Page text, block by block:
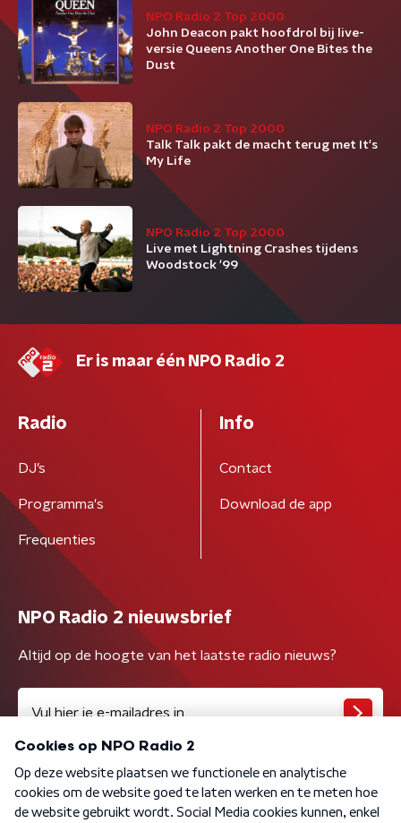
NPO Radio 2 Top 2000
John Deacon pakt hoofdrol bij live-
versie Queens Another One Bites the
Dust
NPO Radio 2 Top 2000
Talk Talk pakt de macht terug met It's
My Life
NPO Radio 2 Top 2000
Live met Lightning Crashes tijdens
Woodstock '99
Er is maar één NPO Radio 2
Radio
DJ’s
Programma's
Frequenties
Info
Contact
Download de app
NPO Radio 2 nieuwsbrief
Altijd op de hoogte van het laatste radio nieuws?